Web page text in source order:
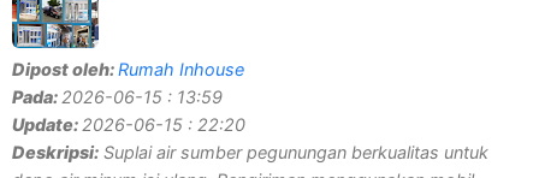
Dipost oleh:Rumah Inhouse
Pada: 2026-06-15 : 13:59
Update: 2026-06-15 : 22:20
Deskripsi: Suplai air sumber pegunungan berkualitas untuk